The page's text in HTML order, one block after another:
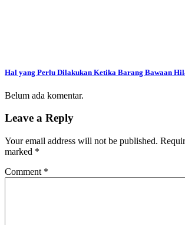
Hal yang Perlu Dilakukan Ketika Barang Bawaan
Belum ada komentar.
Leave a Reply
Your email address will not be published.
marked *
Comment *